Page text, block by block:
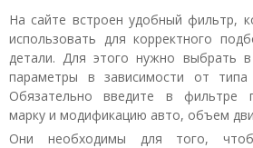
На сайте встроен удобный фильтр,
использовать для корректного
детали. Для этого нужно выбрать
параметры в зависимости от типа
Обязательно введите в фильтре
марку и модификацию авто, объем
Они необходимы для того,